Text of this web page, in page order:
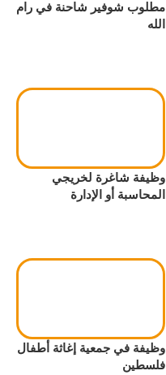
مطلوب شوفير شاحنة في رام
الله
وظيفة شاغرة لخريجي
المحاسبة أو الإدارة
وظيفة في جمعية إغاثة أطفال
فلسطين